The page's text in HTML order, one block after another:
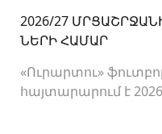
2026/27
ՆԵՐԻ ՀԱՄԱՐ
«Ուրարտու»
հայտարարում է